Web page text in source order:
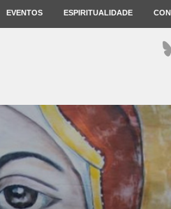
EVENTOS ESPIRITUALIDADE